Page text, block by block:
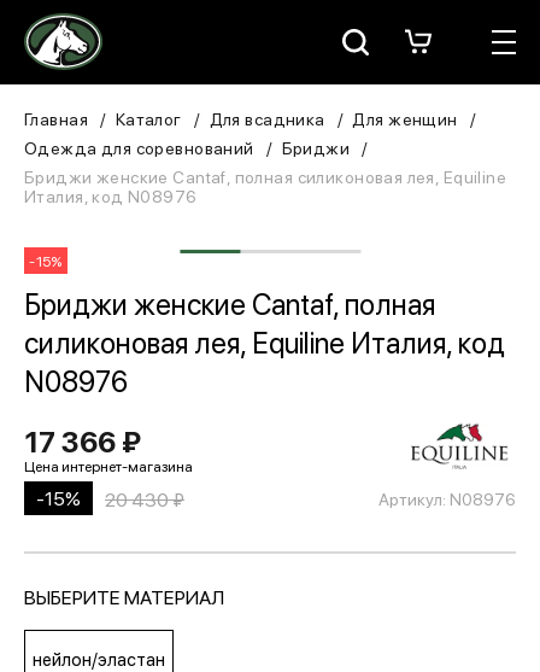
Москва
Для всадника
ЗООТОВАРЫ
Для собаки
Сувениры/Подарки
МЕДИА
Главная Каталог Для всадника
Для женщин
Одежда для соревнований
Бриджи
Бриджи женские Cantaf, полная силиконовая лея, Equiline
Италия, код N08976
-15%
Бриджи женские Cantaf, полная
силиконовая лея, Equiline Италия, код
N08976
Артикул: N08976
17 366 ₽
-15% 20 430 ₽
ВЫБЕРИТЕ МАТЕРИАЛ
нейлон/эластан